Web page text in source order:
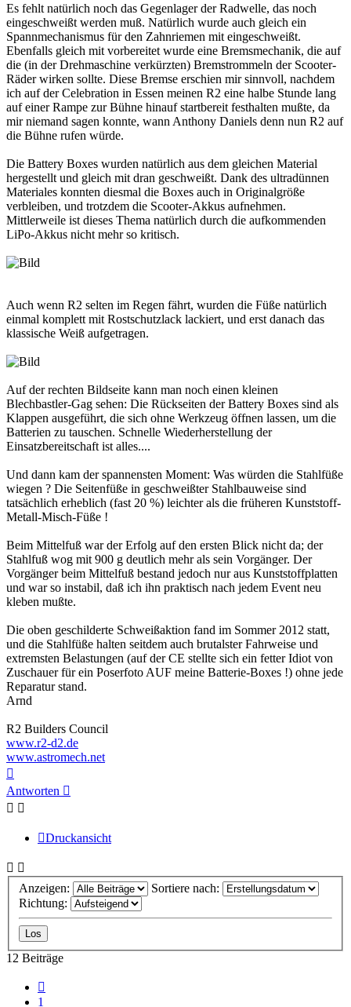
Es fehlt natürlich noch das Gegenlager der Radwelle, das noch
eingeschweißt werden muß. Natürlich wurde auch gleich ein
Spannmechanismus für den Zahnriemen mit eingeschweißt.
Ebenfalls gleich mit vorbereitet wurde eine Bremsmechanik, die auf
die (in der Drehmaschine verkürzten) Bremstrommeln der Scooter-
Räder wirken sollte. Diese Bremse erschien mir sinnvoll, nachdem
ich auf der Celebration in Essen meinen R2 eine halbe Stunde lang
auf einer Rampe zur Bühne hinauf startbereit festhalten mußte, da
mir niemand sagen konnte, wann Anthony Daniels denn nun R2 auf
die Bühne rufen würde.
Die Battery Boxes wurden natürlich aus dem gleichen Material
hergestellt und gleich mit dran geschweißt. Dank des ultradünnen
Materiales konnten diesmal die Boxes auch in Originalgröße
verbleiben, und trotzdem die Scooter-Akkus aufnehmen.
Mittlerweile ist dieses Thema natürlich durch die aufkommenden
LiPo-Akkus nicht mehr so kritisch.
Auch wenn R2 selten im Regen fährt, wurden die Füße natürlich
einmal komplett mit Rostschutzlack lackiert, und erst danach das
klassische Weiß aufgetragen.
Auf der rechten Bildseite kann man noch einen kleinen
Blechbastler-Gag sehen: Die Rückseiten der Battery Boxes sind als
Klappen ausgeführt, die sich ohne Werkzeug öffnen lassen, um die
Batterien zu tauschen. Schnelle Wiederherstellung der
Einsatzbereitschaft ist alles....
Und dann kam der spannensten Moment: Was würden die Stahlfüße
wiegen ? Die Seitenfüße in geschweißter Stahlbauweise sind
tatsächlich erheblich (fast 20 %) leichter als die früheren Kunststoff-
Metall-Misch-Füße !
Beim Mittelfuß war der Erfolg auf den ersten Blick nicht da; der
Stahlfuß wog mit 900 g deutlich mehr als sein Vorgänger. Der
Vorgänger beim Mittelfuß bestand jedoch nur aus Kunststoffplatten
und war so instabil, daß ich ihn praktisch nach jedem Event neu
kleben mußte.
Die oben geschilderte Schweißaktion fand im Sommer 2012 statt,
und die Stahlfüße halten seitdem auch brutalster Fahrweise und
extremsten Belastungen (auf der CE stellte sich ein fetter Idiot von
Zuschauer für ein Poserfoto AUF meine Batterie-Boxes !) ohne jede
Reparatur stand.
Arnd
R2 Builders Council
www.r2-d2.de
www.astromech.net
oben
Antworten
Druckansicht
Anzeigen:
Sortiere nach:
Richtung:
12 Beiträge
1